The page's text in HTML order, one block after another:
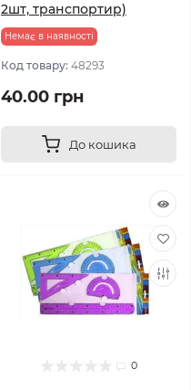
2шт, транспортир)
Немає в наявності
Код товару: 48293
40.00 грн
До кошика
0